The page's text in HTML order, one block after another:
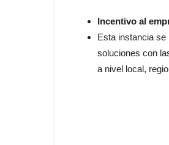
Incentivo al
Esta instancia se
soluciones con
a nivel local,